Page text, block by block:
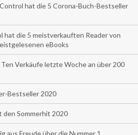
hat die 5 Corona-Buch-Bestseller
hat die 5 meistverkauften Reader von
eBooks
Verkäufe letzte Woche an über 200
Bestseller 2020
Sommerhit 2020
aus Freude über die Nummer 1